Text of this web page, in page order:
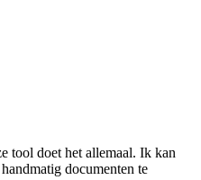
tool doet het allemaal. Ik kan
documenten te